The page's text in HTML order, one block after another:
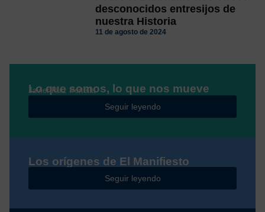
desconocidos entresijos de
nuestra Historia
11 de agosto de 2024
Lo que somos, lo que nos mueve
Javier Ruiz Portella
Seguir leyendo
Los orígenes de El Manifiesto
Seguir leyendo